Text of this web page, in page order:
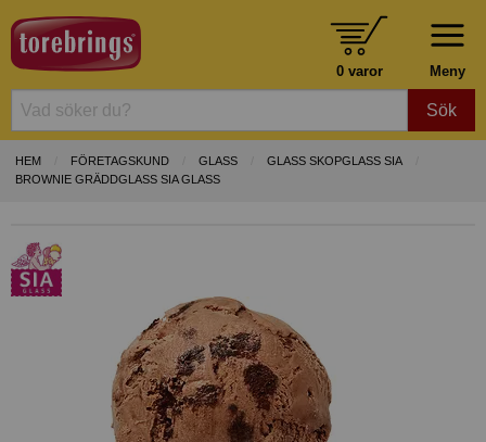
Meny
0 varor
Sök
HEM FÖRETAGSKUND GLASS
GLASS SKOPGLASS SIA
BROWNIE GRÄDDGLASS SIA GLASS